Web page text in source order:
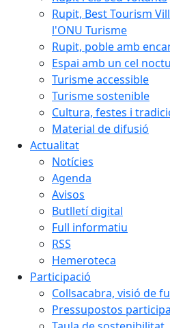
Rupit, Best Tourism
l'ONU Turisme
Rupit, poble amb
Espai amb un cel
Turisme accessible
Turisme sostenible
Cultura, festes i
Material de difusió
Actualitat
Notícies
Agenda
Avisos
Butlletí digital
Full informatiu
RSS
Hemeroteca
Participació
Collsacabra, visió de
Pressupostos